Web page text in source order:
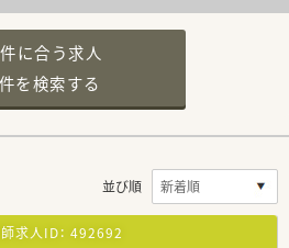
に合う求人
件を検索する
並び順
求人ID： 492692